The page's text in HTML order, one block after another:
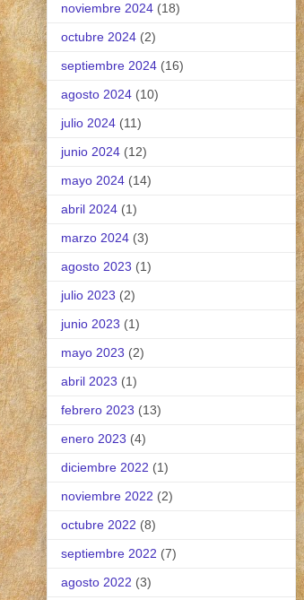
noviembre 2024 (18)
octubre 2024 (2)
septiembre 2024 (16)
agosto 2024 (10)
julio 2024 (11)
junio 2024 (12)
mayo 2024 (14)
abril 2024 (1)
marzo 2024 (3)
agosto 2023 (1)
julio 2023 (2)
junio 2023 (1)
mayo 2023 (2)
abril 2023 (1)
febrero 2023 (13)
enero 2023 (4)
diciembre 2022 (1)
noviembre 2022 (2)
octubre 2022 (8)
septiembre 2022 (7)
agosto 2022 (3)